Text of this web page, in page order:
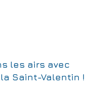
les airs avec
Saint-Valentin !